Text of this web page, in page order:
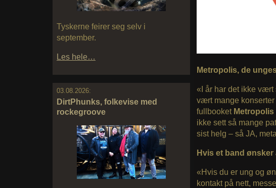
Tyskerne feirer seg selv i
september.
Les hele…
03.08.2026:
DirtPhunks, folkevise med
rockegroove
Metropolis, de
«I år har det ikke vært
vært mange konserter
fullbooket Metropolis
ikke sett så mange
sist helg – så JA,
Hvis et band
«Hvis du er ung og
kontakt på nett,